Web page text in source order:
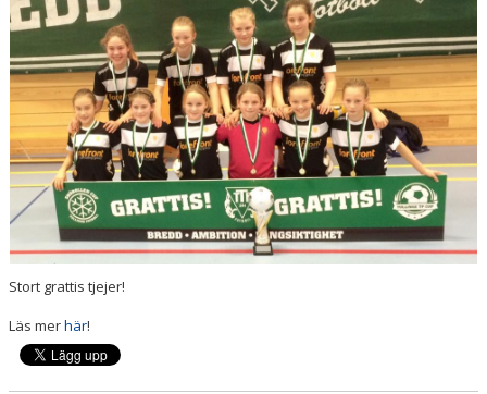
BILDGALLERI
VÅRA LAG
SPONSRING
MATCHER
LÄNKAR
WEBSHOP
Stort grattis tjejer!
Läs merhär!